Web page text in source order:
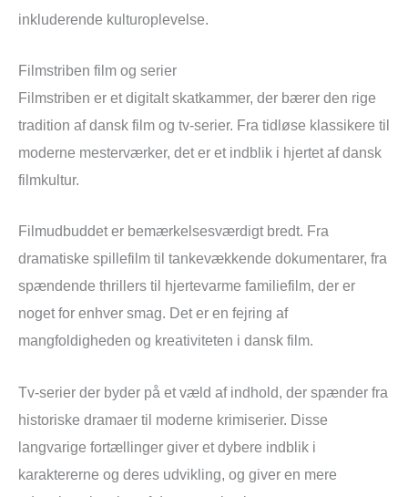
inkluderende kulturoplevelse.
Filmstriben film og serier
Filmstriben er et digitalt skatkammer, der bærer den rige
tradition af dansk film og tv-serier. Fra tidløse klassikere til
moderne mesterværker, det er et indblik i hjertet af dansk
filmkultur.
Filmudbuddet er bemærkelsesværdigt bredt. Fra
dramatiske spillefilm til tankevækkende dokumentarer, fra
spændende thrillers til hjertevarme familiefilm, der er
noget for enhver smag. Det er en fejring af
mangfoldigheden og kreativiteten i dansk film.
Tv-serier der byder på et væld af indhold, der spænder fra
historiske dramaer til moderne krimiserier. Disse
langvarige fortællinger giver et dybere indblik i
karaktererne og deres udvikling, og giver en mere